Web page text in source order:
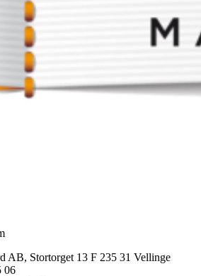
AB, Stortorget 13 F 235 31 Vellinge
06